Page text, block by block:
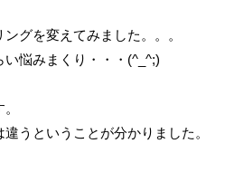
グを変えてみました。。。
悩みまくり・・・(^_^;)
うということが分かりました。